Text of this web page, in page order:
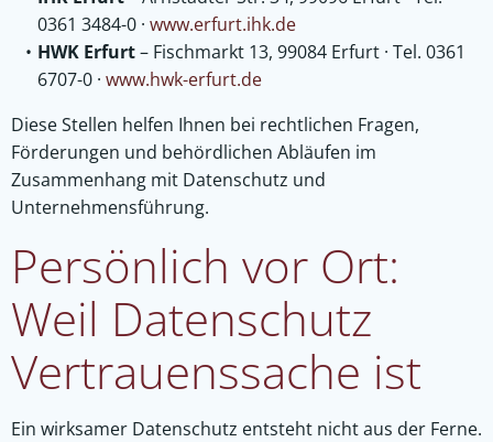
0361 3484-0 · www.erfurt.ihk.de
HWK Erfurt– Fischmarkt 13, 99084 Erfurt · Tel. 0361
6707-0 · www.hwk-erfurt.de
Diese Stellen helfen Ihnen bei rechtlichen Fragen,
Förderungen und behördlichen Abläufen im
Zusammenhang mit Datenschutz und
Unternehmensführung.
Persönlich vor Ort:
Weil Datenschutz
Vertrauenssache ist
Ein wirksamer Datenschutz entsteht nicht aus der Ferne.